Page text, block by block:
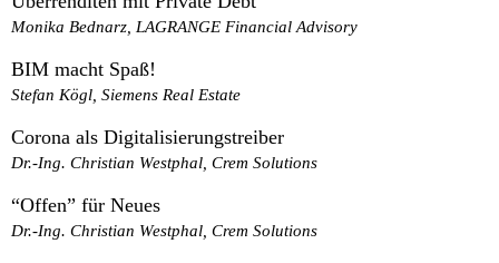
Monika Bednarz, LAGRANGE Financial Advisory
BIM macht Spaß!
Stefan Kögl, Siemens Real Estate
Corona als Digitalisierungstreiber
Dr.-Ing. Christian Westphal, Crem Solutions
“Offen” für Neues
Dr.-Ing. Christian Westphal, Crem Solutions